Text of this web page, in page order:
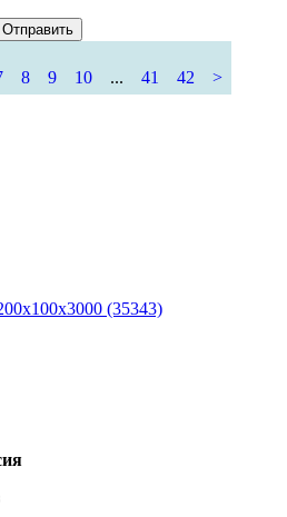
Отправить
8 9 10 ... 41 42 >
(35343)